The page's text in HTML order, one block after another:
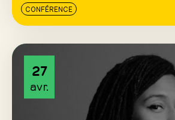
CONFÉRENCE
27
avr.